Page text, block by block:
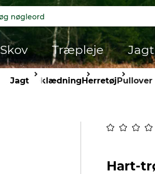
Skov Træpleje Jagt
JagtBeklædningHerretøjPullover
Hart-